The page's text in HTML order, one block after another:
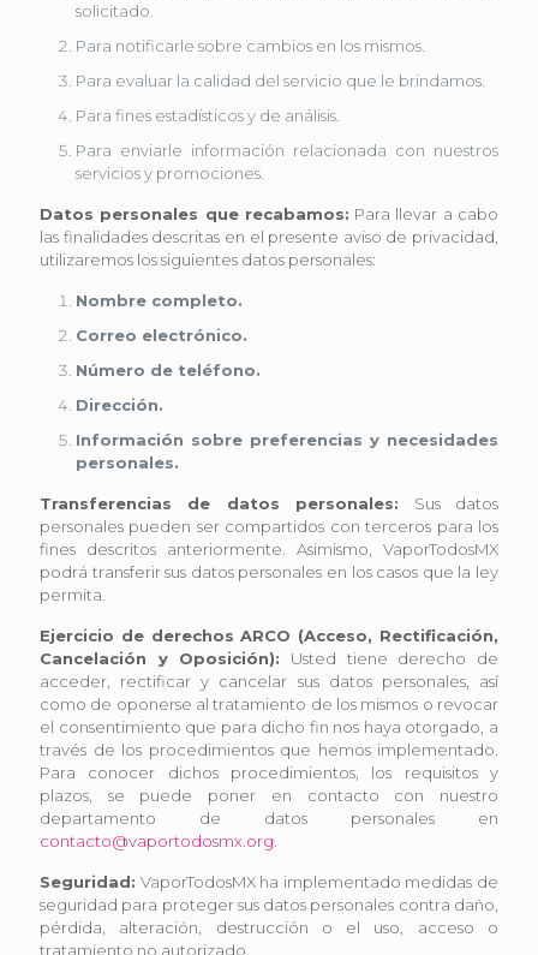
solicitado.
Para notificarle sobre cambios en los mismos.
Para evaluar la calidad del servicio que le brindamos.
Para fines estadísticos y de análisis.
Para enviarle información relacionada con nuestros
servicios y promociones.
Datos personales que recabamos: Para llevar a cabo
las finalidades descritas en el presente aviso de privacidad,
utilizaremos los siguientes datos personales:
Nombre completo.
Correo electrónico.
Número de teléfono.
Dirección.
Información sobre preferencias y necesidades
personales.
Transferencias de datos personales: Sus datos
personales pueden ser compartidos con terceros para los
fines descritos anteriormente. Asimismo, VaporTodosMX
podrá transferir sus datos personales en los casos que la ley
permita.
Ejercicio de derechos ARCO (Acceso, Rectificación,
Cancelación y Oposición): Usted tiene derecho de
acceder, rectificar y cancelar sus datos personales, así
como de oponerse al tratamiento de los mismos o revocar
el consentimiento que para dicho fin nos haya otorgado, a
través de los procedimientos que hemos implementado.
Para conocer dichos procedimientos, los requisitos y
plazos, se puede poner en contacto con nuestro
departamento de datos personales en
contacto@vaportodosmx.org
Seguridad: VaporTodosMX ha implementado medidas de
seguridad para proteger sus datos personales contra daño,
pérdida, alteración, destrucción o el uso, acceso o
tratamiento no autorizado.